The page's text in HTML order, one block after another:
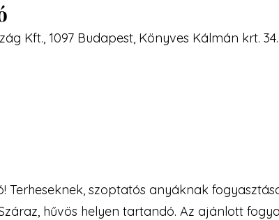
Kft., 1097 Budapest, Könyves Kálmán krt. 34.
Terheseknek, szoptatós anyáknak
hűvös helyen tartandó. Az ajánlott